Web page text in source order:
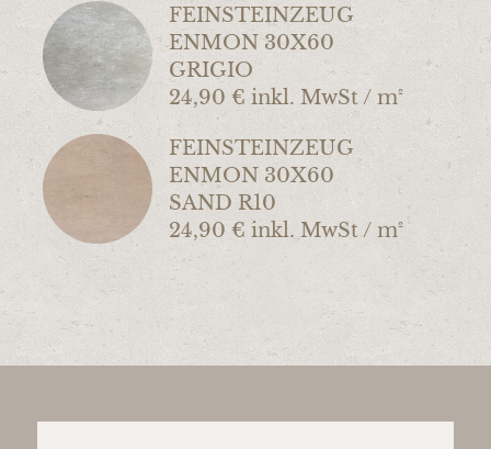
FEINSTEINZEUG
ENMON 30X60
GRIGIO
24,90 € inkl. MwSt / m²
FEINSTEINZEUG
ENMON 30X60
SAND R10
24,90 € inkl. MwSt / m²